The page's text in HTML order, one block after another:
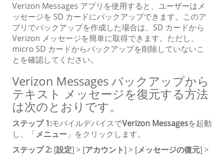
Verizon Messages アプリを使用すると、ユーザーはメ
ッセージを SD カードにバックアップできます。このア
プリでバックアップを作成した場合は、SD カードから
Verizon メッセージを簡単に取得できます。ただし、
micro SD カードからバックアップを削除していないこ
とを確認してください。
Verizon Messages バックアップから
テキスト メッセージを復元する方法
は次のとおりです。
ステップ 1:モバイルデバイスでVerizon Messagesを起動
し、「メニュー 」をクリックします。
ステップ 2: [設定] > [アカウント] > [メッセージの復元] >